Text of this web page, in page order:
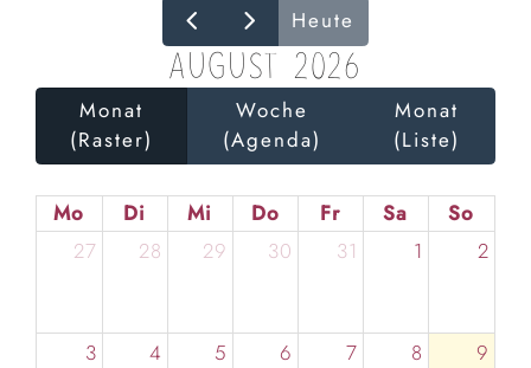
Heute
AUGUST 2026
Monat
(Raster)
Woche
(Agenda)
Monat
(Liste)
Mo Di Mi Do Fr Sa
So
27
28 29 30 31 1 2
3 4 5 6 7 8 9